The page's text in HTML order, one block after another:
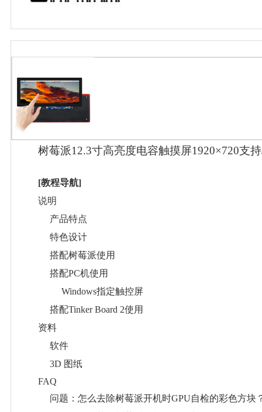
树莓派12.3寸高亮度电容触摸屏1920×720支
[教程导航]
说明
产品特点
特色设计
搭配树莓派使用
搭配PC机使用
Windows指定触控屏
搭配Tinker Board 2使用
资料
软件
3D 图纸
FAQ
问题：怎么去除树莓派开机时GPU自检的彩色方块